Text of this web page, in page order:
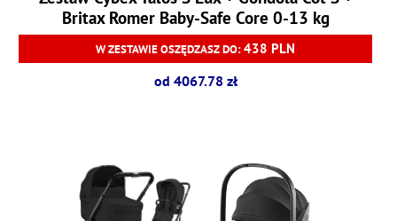
Britax Romer Baby-Safe Core 0-13 kg
W ZESTAWIE OSZĘDZASZ DO:438 PLN
od 4067.78 zł